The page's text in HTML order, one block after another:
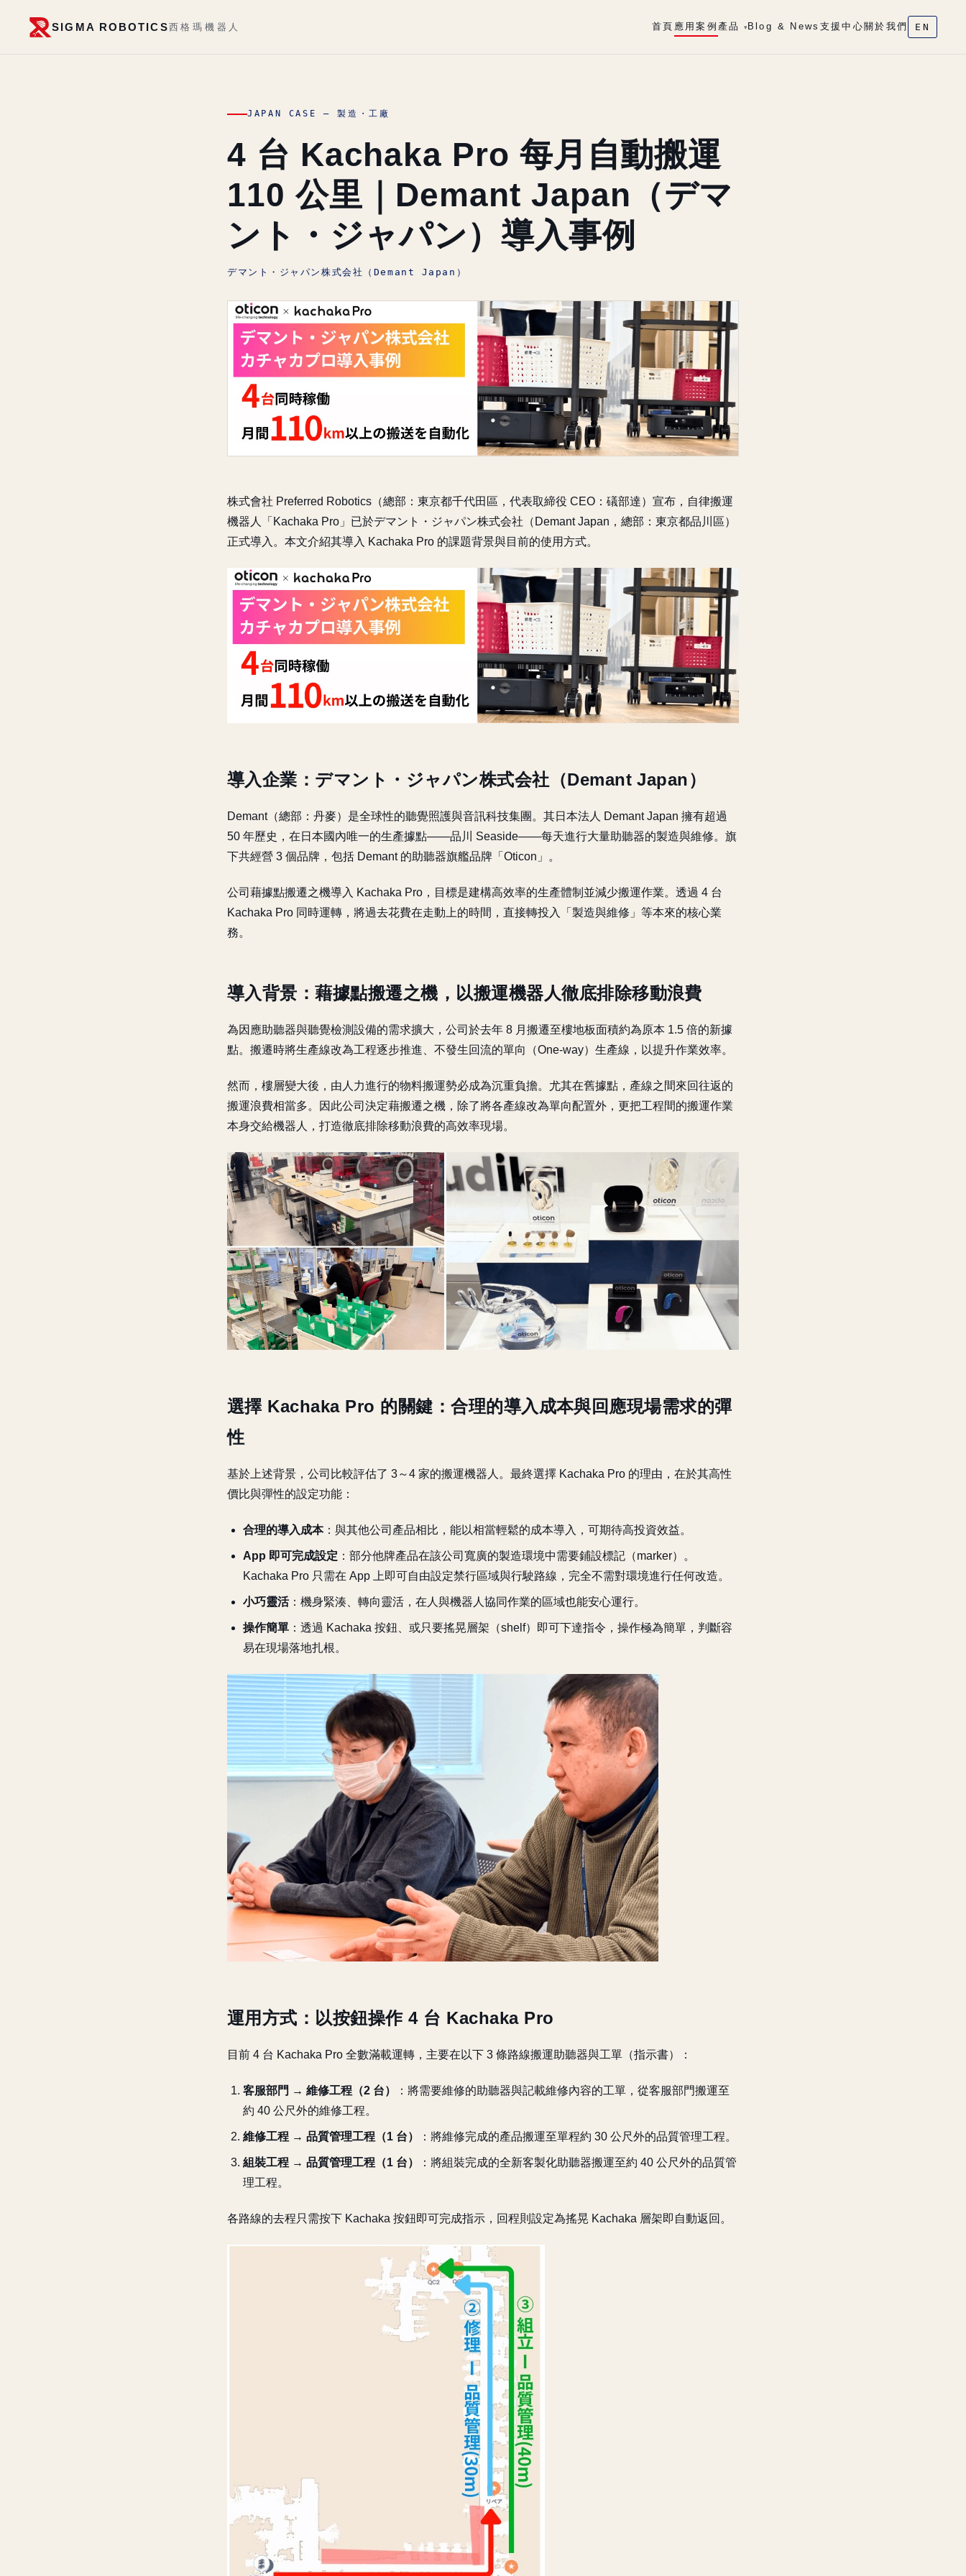
SIGMA ROBOTICS西格瑪機器人 首頁 應用案例 產品 ▾Blog & News 支援中心關於我們 EN
JAPAN CASE — 製造・工廠
4 台 Kachaka Pro 每月自動搬運
110 公里｜Demant Japan（デマ
ント・ジャパン）導入事例
デマント・ジャパン株式会社（Demant Japan）
株式會社 Preferred Robotics（總部：東京都千代田區，代表取締役 CEO：礒部達）宣布，自律搬運
機器人「Kachaka Pro」已於デマント・ジャパン株式会社（Demant Japan，總部：東京都品川區）
正式導入。本文介紹其導入 Kachaka Pro 的課題背景與目前的使用方式。
導入企業：デマント・ジャパン株式会社（Demant Japan）
Demant（總部：丹麥）是全球性的聽覺照護與音訊科技集團。其日本法人 Demant Japan 擁有超過
50 年歷史，在日本國內唯一的生產據點——品川 Seaside——每天進行大量助聽器的製造與維修。旗
下共經營 3 個品牌，包括 Demant 的助聽器旗艦品牌「Oticon」。
公司藉據點搬遷之機導入 Kachaka Pro，目標是建構高效率的生產體制並減少搬運作業。透過 4 台
Kachaka Pro 同時運轉，將過去花費在走動上的時間，直接轉投入「製造與維修」等本來的核心業
務。
導入背景：藉據點搬遷之機，以搬運機器人徹底排除移動浪費
為因應助聽器與聽覺檢測設備的需求擴大，公司於去年 8 月搬遷至樓地板面積約為原本 1.5 倍的新據
點。搬遷時將生產線改為工程逐步推進、不發生回流的單向（One-way）生產線，以提升作業效率。
然而，樓層變大後，由人力進行的物料搬運勢必成為沉重負擔。尤其在舊據點，產線之間來回往返的
搬運浪費相當多。因此公司決定藉搬遷之機，除了將各產線改為單向配置外，更把工程間的搬運作業
本身交給機器人，打造徹底排除移動浪費的高效率現場。
選擇 Kachaka Pro 的關鍵：合理的導入成本與回應現場需求的彈
性
基於上述背景，公司比較評估了 3～4 家的搬運機器人。最終選擇 Kachaka Pro 的理由，在於其高性
價比與彈性的設定功能：
合理的導入成本：與其他公司產品相比，能以相當輕鬆的成本導入，可期待高投資效益。
App 即可完成設定 ：部分他牌產品在該公司寬廣的製造環境中需要鋪設標記（marker）。
Kachaka Pro 只需在 App 上即可自由設定禁行區域與行駛路線，完全不需對環境進行任何改造。
小巧靈活：機身緊湊、轉向靈活，在人與機器人協同作業的區域也能安心運行。
操作簡單 ：透過 Kachaka 按鈕、或只要搖晃層架（shelf）即可下達指令，操作極為簡單，判斷容
易在現場落地扎根。
運用方式：以按鈕操作 4 台 Kachaka Pro
目前 4 台 Kachaka Pro 全數滿載運轉，主要在以下 3 條路線搬運助聽器與工單（指示書）：
客服部門 → 維修工程（2 台）
：將需要維修的助聽器與記載維修內容的工單，從客服部門搬運至
約 40 公尺外的維修工程。
維修工程 → 品質管理工程（1 台） ：將維修完成的產品搬運至單程約 30 公尺外的品質管理工程。
組裝工程 → 品質管理工程（1 台）
：將組裝完成的全新客製化助聽器搬運至約 40 公尺外的品質管
理工程。
各路線的去程只需按下 Kachaka 按鈕即可完成指示，回程則設定為搖晃 Kachaka 層架即自動返回。